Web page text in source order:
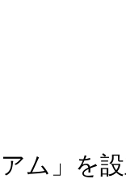
ム」を